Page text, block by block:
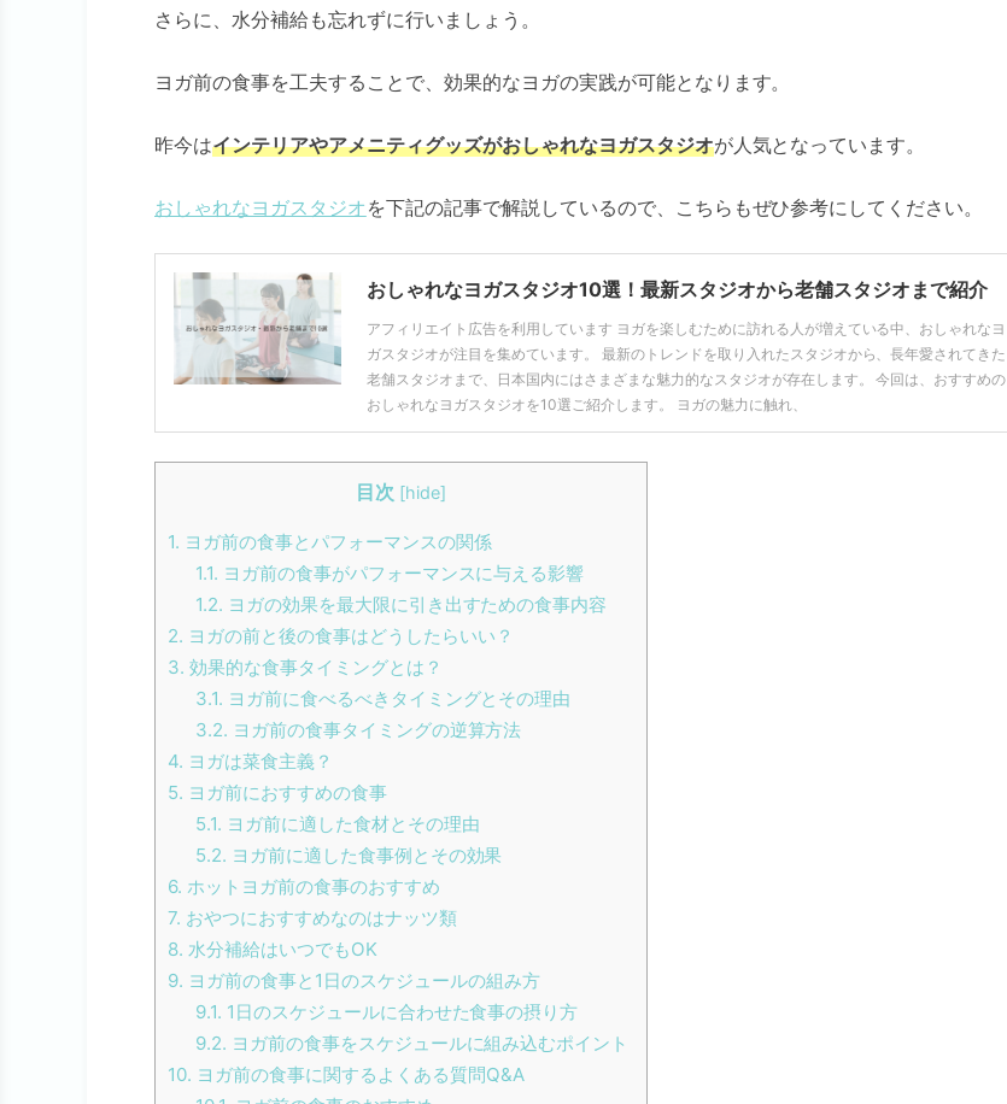
さらに、水分補給も忘れずに行いましょう。
ヨガ前の食事を工夫することで、効果的なヨガの実践が可能となります。
昨今はインテリアやアメニティグッズがおしゃれなヨガスタジオが人気となっています。
おしゃれなヨガスタジオ を下記の記事で解説しているので、こちらもぜひ参考にしてください。
おしゃれなヨガスタジオ10選！最新スタジオから老舗スタジオまで紹介
アフィリエイト広告を利用しています ヨガを楽しむために訪れる人が増えている中、おしゃれなヨ
ガスタジオが注目を集めています。 最新のトレンドを取り入れたスタジオから、長年愛されてきた
老舗スタジオまで、日本国内にはさまざまな魅力的なスタジオが存在します。 今回は、おすすめの
おしゃれなヨガスタジオを10選ご紹介します。 ヨガの魅力に触れ、
目次 [hide]
1. ヨガ前の食事とパフォーマンスの関係
1.1. ヨガ前の食事がパフォーマンスに与える影響
1.2. ヨガの効果を最大限に引き出すための食事内容
2. ヨガの前と後の食事はどうしたらいい？
3. 効果的な食事タイミングとは？
3.1. ヨガ前に食べるべきタイミングとその理由
3.2. ヨガ前の食事タイミングの逆算方法
4. ヨガは菜食主義？
5. ヨガ前におすすめの食事
5.1. ヨガ前に適した食材とその理由
5.2. ヨガ前に適した食事例とその効果
6. ホットヨガ前の食事のおすすめ
7. おやつにおすすめなのはナッツ類
8. 水分補給はいつでもOK
9. ヨガ前の食事と1日のスケジュールの組み方
9.1. 1日のスケジュールに合わせた食事の摂り方
9.2. ヨガ前の食事をスケジュールに組み込むポイント
10. ヨガ前の食事に関するよくある質問Q&A